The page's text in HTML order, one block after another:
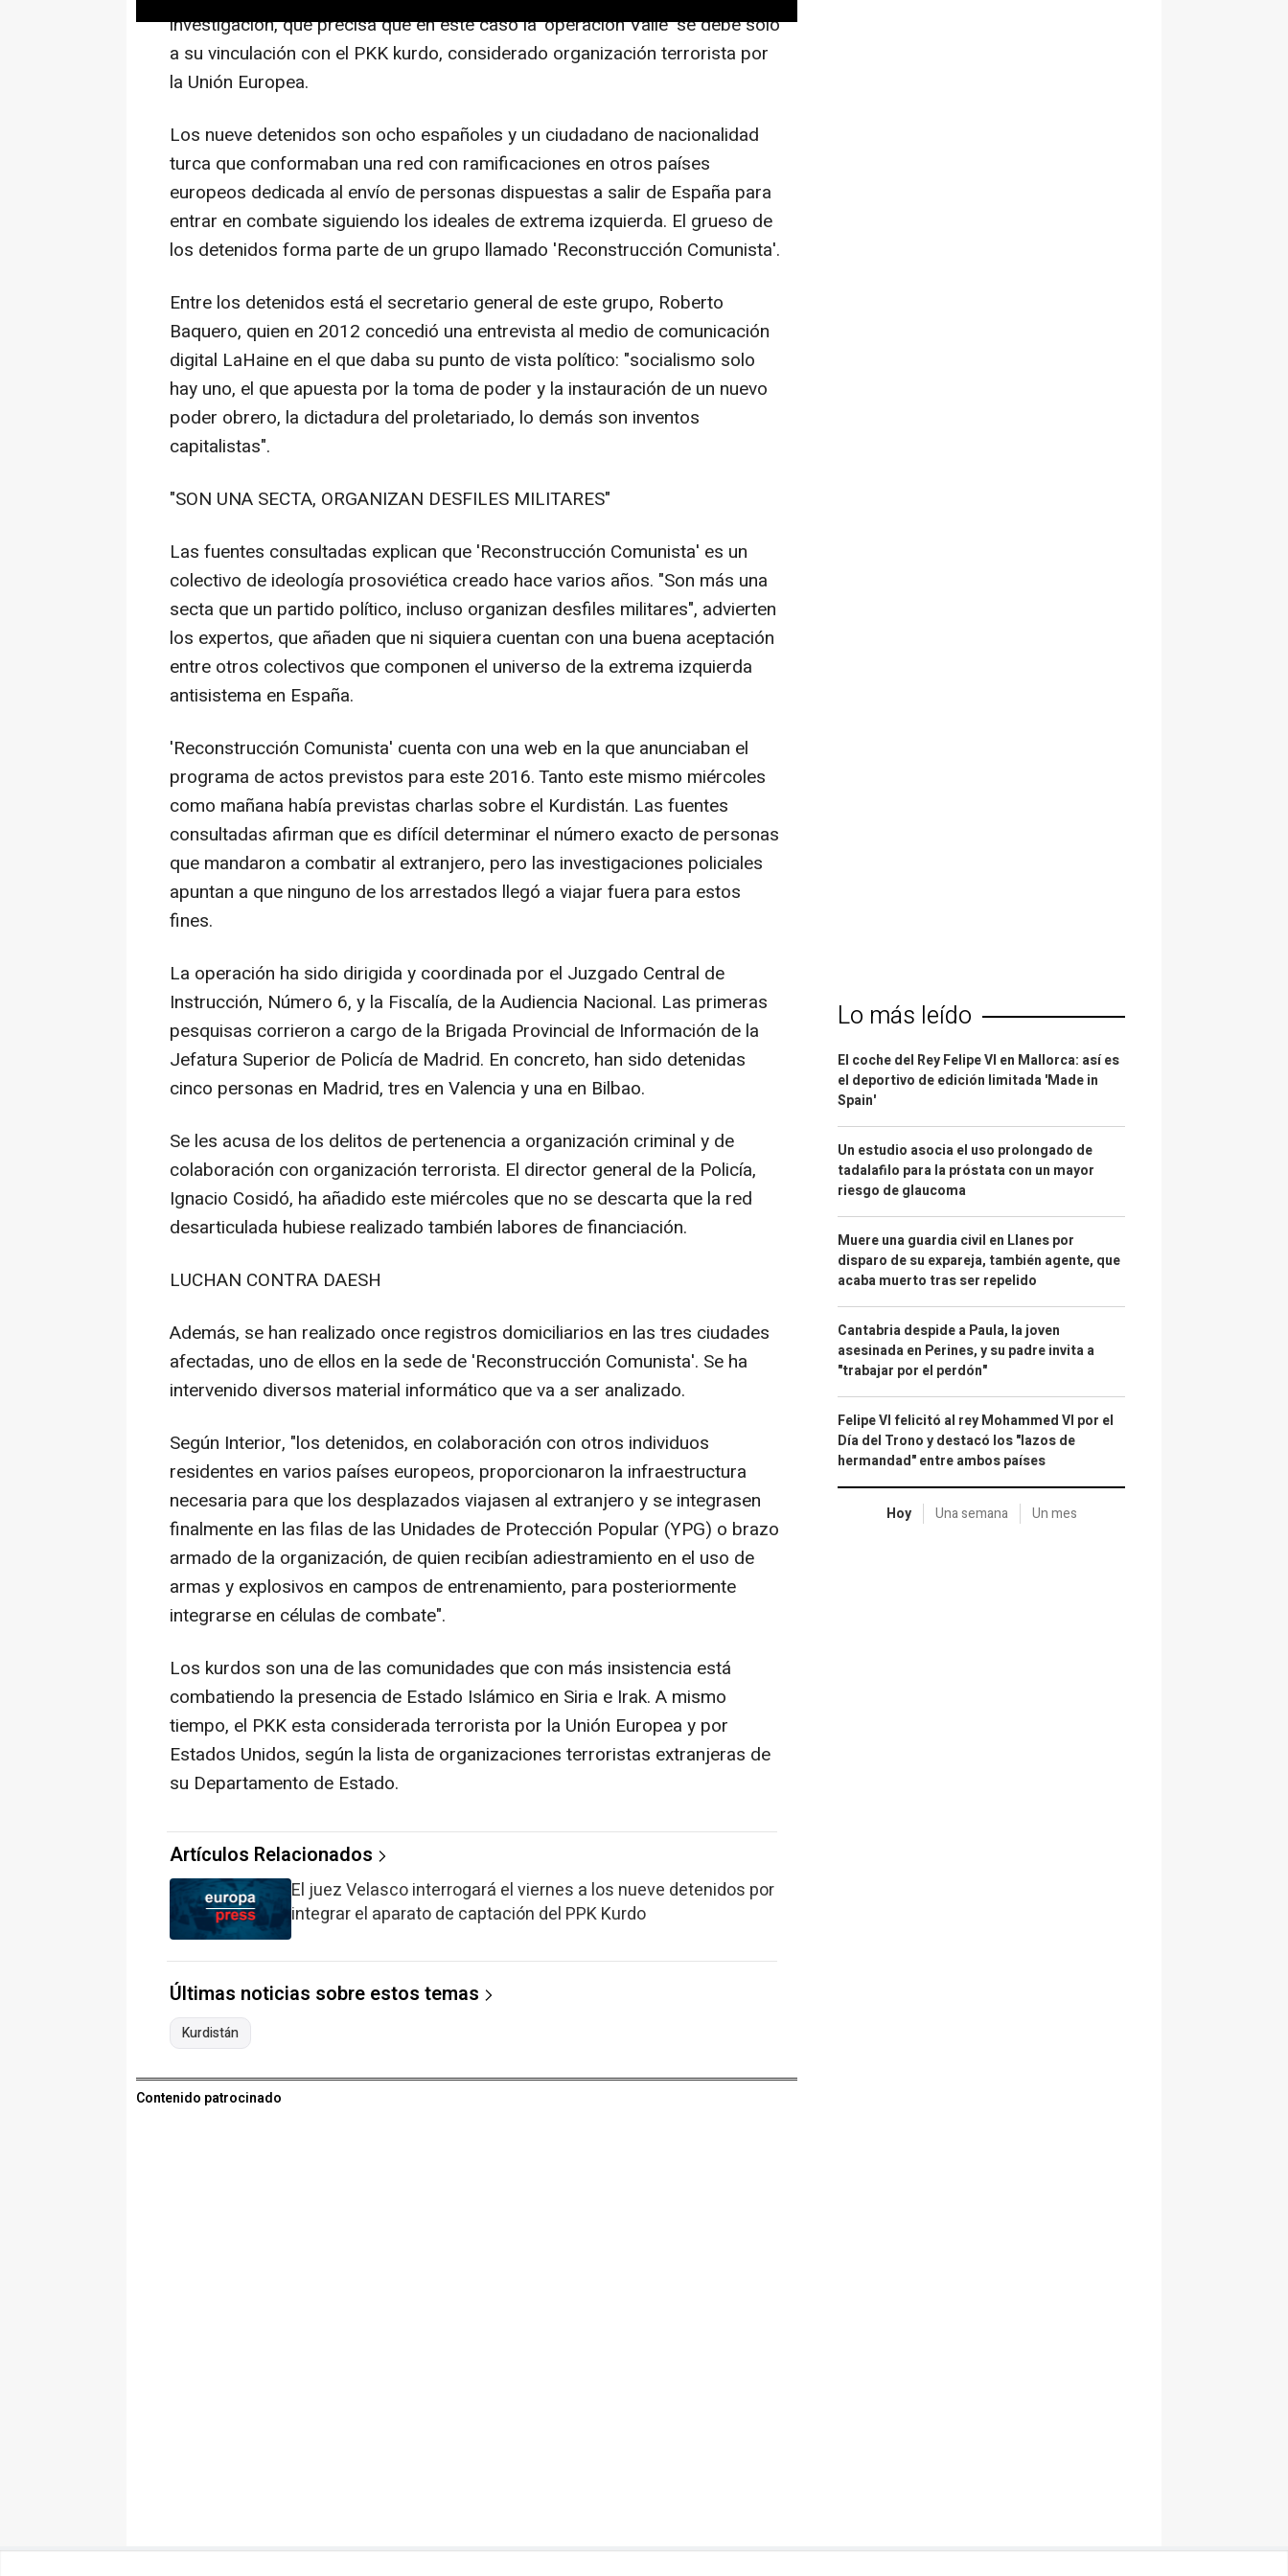
investigación, que precisa que en este caso la 'operación Valle' se debe sólo
a su vinculación con el PKK kurdo, considerado organización terrorista por
la Unión Europea.
Los nueve detenidos son ocho españoles y un ciudadano de nacionalidad
turca que conformaban una red con ramificaciones en otros países
europeos dedicada al envío de personas dispuestas a salir de España para
entrar en combate siguiendo los ideales de extrema izquierda. El grueso de
los detenidos forma parte de un grupo llamado 'Reconstrucción Comunista'.
Entre los detenidos está el secretario general de este grupo, Roberto
Baquero, quien en 2012 concedió una entrevista al medio de comunicación
digital LaHaine en el que daba su punto de vista político: "socialismo solo
hay uno, el que apuesta por la toma de poder y la instauración de un nuevo
poder obrero, la dictadura del proletariado, lo demás son inventos
capitalistas".
"SON UNA SECTA, ORGANIZAN DESFILES MILITARES"
Las fuentes consultadas explican que 'Reconstrucción Comunista' es un
colectivo de ideología prosoviética creado hace varios años. "Son más una
secta que un partido político, incluso organizan desfiles militares", advierten
los expertos, que añaden que ni siquiera cuentan con una buena aceptación
entre otros colectivos que componen el universo de la extrema izquierda
antisistema en España.
'Reconstrucción Comunista' cuenta con una web en la que anunciaban el
programa de actos previstos para este 2016. Tanto este mismo miércoles
como mañana había previstas charlas sobre el Kurdistán. Las fuentes
consultadas afirman que es difícil determinar el número exacto de personas
que mandaron a combatir al extranjero, pero las investigaciones policiales
apuntan a que ninguno de los arrestados llegó a viajar fuera para estos
fines.
La operación ha sido dirigida y coordinada por el Juzgado Central de
Instrucción, Número 6, y la Fiscalía, de la Audiencia Nacional. Las primeras
pesquisas corrieron a cargo de la Brigada Provincial de Información de la
Jefatura Superior de Policía de Madrid. En concreto, han sido detenidas
cinco personas en Madrid, tres en Valencia y una en Bilbao.
Se les acusa de los delitos de pertenencia a organización criminal y de
colaboración con organización terrorista. El director general de la Policía,
Ignacio Cosidó, ha añadido este miércoles que no se descarta que la red
desarticulada hubiese realizado también labores de financiación.
LUCHAN CONTRA DAESH
Además, se han realizado once registros domiciliarios en las tres ciudades
afectadas, uno de ellos en la sede de 'Reconstrucción Comunista'. Se ha
intervenido diversos material informático que va a ser analizado.
Según Interior, "los detenidos, en colaboración con otros individuos
residentes en varios países europeos, proporcionaron la infraestructura
necesaria para que los desplazados viajasen al extranjero y se integrasen
finalmente en las filas de las Unidades de Protección Popular (YPG) o brazo
armado de la organización, de quien recibían adiestramiento en el uso de
armas y explosivos en campos de entrenamiento, para posteriormente
integrarse en células de combate".
Los kurdos son una de las comunidades que con más insistencia está
combatiendo la presencia de Estado Islámico en Siria e Irak. A mismo
tiempo, el PKK esta considerada terrorista por la Unión Europea y por
Estados Unidos, según la lista de organizaciones terroristas extranjeras de
su Departamento de Estado.
Artículos Relacionados
El juez Velasco interrogará el viernes a los nueve detenidos por
integrar el aparato de captación del PPK Kurdo
Últimas noticias sobre estos temas
Kurdistán
Contenido patrocinado
Lo más leído
El coche del Rey Felipe VI en Mallorca: así es
el deportivo de edición limitada 'Made in
Spain'
Un estudio asocia el uso prolongado de
tadalafilo para la próstata con un mayor
riesgo de glaucoma
Muere una guardia civil en Llanes por
disparo de su expareja, también agente, que
acaba muerto tras ser repelido
Cantabria despide a Paula, la joven
asesinada en Perines, y su padre invita a
"trabajar por el perdón"
Felipe VI felicitó al rey Mohammed VI por el
Día del Trono y destacó los "lazos de
hermandad" entre ambos países
Hoy Una semana Un mes